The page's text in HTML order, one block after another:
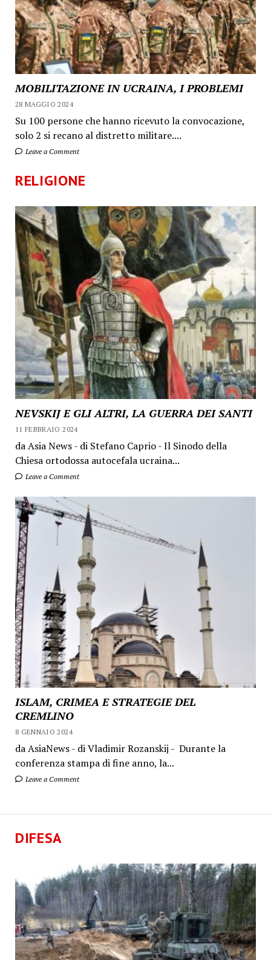
MOBILITAZIONE IN UCRAINA, I PROBLEMI
28 MAGGIO 2024
Su 100 persone che hanno ricevuto la convocazione,
solo 2 si recano al distretto militare....
Leave a Comment
RELIGIONE
NEVSKIJ E GLI ALTRI, LA GUERRA DEI SANTI
11 FEBBRAIO 2024
da Asia News - di Stefano Caprio - Il Sinodo della
Chiesa ortodossa autocefala ucraina...
Leave a Comment
ISLAM, CRIMEA E STRATEGIE DEL
CREMLINO
8 GENNAIO 2024
da AsiaNews - di Vladimir Rozanskij - Durante la
conferenza stampa di fine anno, la...
Leave a Comment
DIFESA